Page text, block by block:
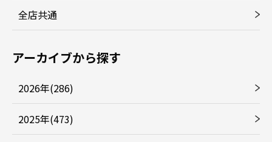
全店共通
アーカイブから探す
2026年(286)
2025年(473)